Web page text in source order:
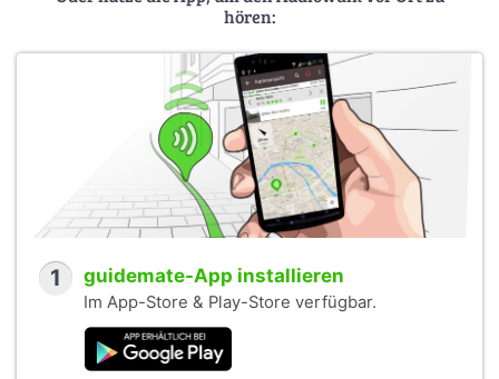
hören:
1 guidemate-App installieren
Im App-Store & Play-Store verfügbar.